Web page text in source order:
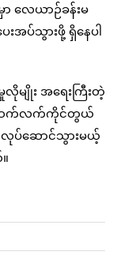
လေယာဉ်ခန်းမ
အပ်သွားဖို့ ရှိနေပါ
လိုမျိုး အရေးကြီးတဲ့
ဆက်လက်ကိုင်တွယ်
ပ်ဆောင်သွားမယ့်